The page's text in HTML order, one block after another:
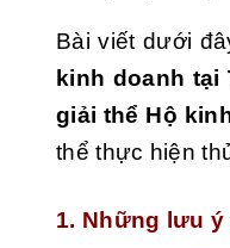
Bài viết dưới
kinh doanh tại
giải thể Hộ
thể thực hiện
1. Những lưu ý